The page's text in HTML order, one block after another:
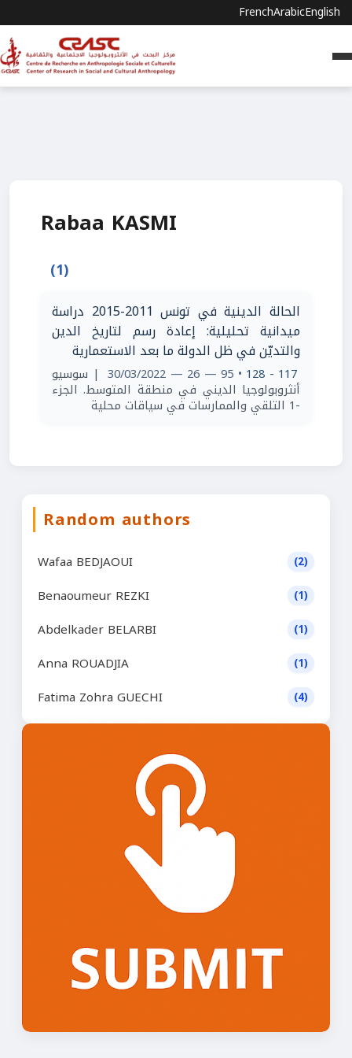
FrenchArabicEnglish
Rabaa KASMI
(1)
الحالة الدينية في تونس 2011-2015 دراسة
ميدانية تحليلية: إعادة رسم لتاريخ الدين
والتديّن في ظل الدولة ما بعد الاستعمارية
117 - 128
• 95 — 26 — 30/03/2022 | سوسيو
أنثروبولوجيا الديني في منطقة المتوسط. الجزء
-1 التلقي والممارسات في سياقات محلية
Random authors
Wafaa BEDJAOUI (2)
Benaoumeur REZKI (1)
Abdelkader BELARBI (1)
Anna ROUADJIA (1)
Fatima Zohra GUECHI (4)